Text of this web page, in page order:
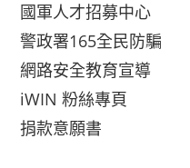
國軍人才招募中心
警政署165全民防騙
網路安全教育宣導
iWIN 粉絲專頁
捐款意願書